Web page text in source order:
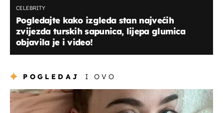
CELEBRITY
Pogledajte kako izgleda stan najvećih
zvijezda turskih sapunica, lijepa glumica
objavila je i video!
POGLEDAJ I OVO